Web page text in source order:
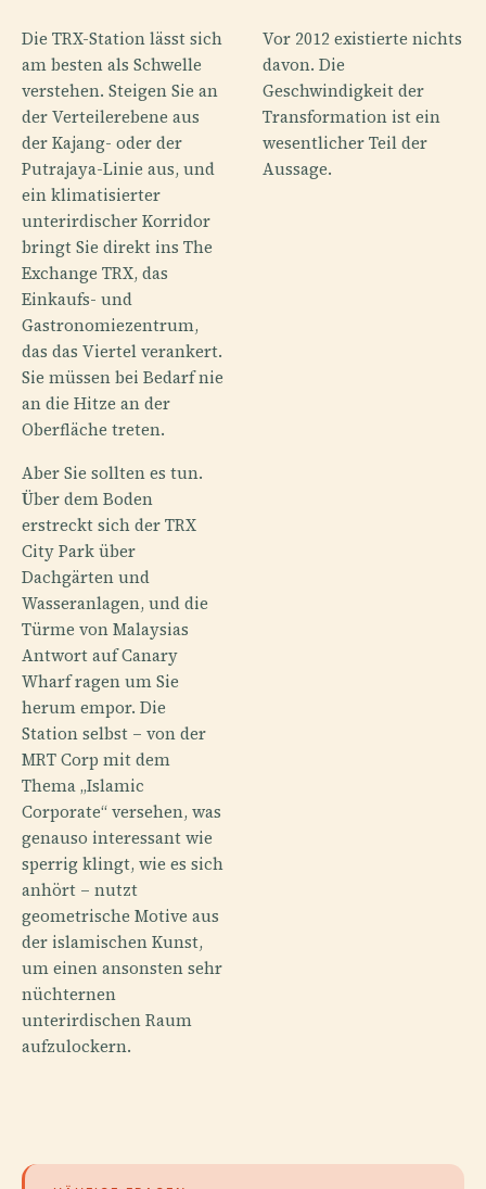
Die TRX-Station lässt sich
am besten als Schwelle
verstehen. Steigen Sie an
der Verteilerebene aus
der Kajang- oder der
Putrajaya-Linie aus, und
ein klimatisierter
unterirdischer Korridor
bringt Sie direkt ins The
Exchange TRX, das
Einkaufs- und
Gastronomiezentrum,
das das Viertel verankert.
Sie müssen bei Bedarf nie
an die Hitze an der
Oberfläche treten.
Aber Sie sollten es tun.
Über dem Boden
erstreckt sich der TRX
City Park über
Dachgärten und
Wasseranlagen, und die
Türme von Malaysias
Antwort auf Canary
Wharf ragen um Sie
herum empor. Die
Station selbst – von der
MRT Corp mit dem
Thema „Islamic
Corporate“ versehen, was
genauso interessant wie
sperrig klingt, wie es sich
anhört – nutzt
geometrische Motive aus
der islamischen Kunst,
um einen ansonsten sehr
nüchternen
unterirdischen Raum
aufzulockern.
Vor 2012 existierte nichts
davon. Die
Geschwindigkeit der
Transformation ist ein
wesentlicher Teil der
Aussage.